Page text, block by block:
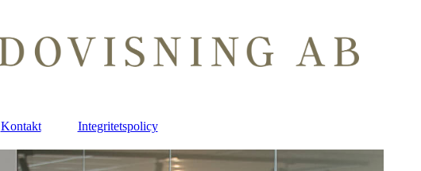
Kontakt Integritetspolicy